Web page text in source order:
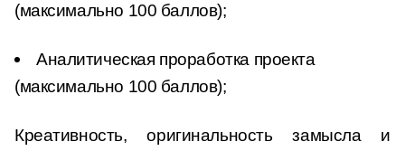
(максимально 100 баллов);
Аналитическая проработка проекта
(максимально 100 баллов);
Креативность, оригинальность замысла и